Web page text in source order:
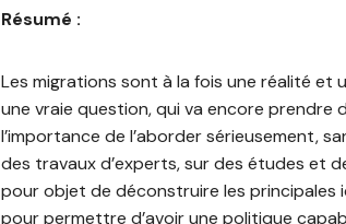
Résumé :
Les migrations sont à la fois une réalité et
une vraie question, qui va encore prendre
l’importance de l’aborder sérieusement,
des travaux d’experts, sur des études et
pour objet de déconstruire les principales
pour permettre d’avoir une politique